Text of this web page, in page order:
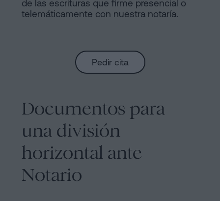
de las escrituras que firme presencial o
telemáticamente con nuestra notaría.
Pedir cita
Documentos para
una división
horizontal ante
Notario